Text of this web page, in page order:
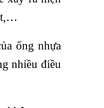
ống nhựa
nhiều điều